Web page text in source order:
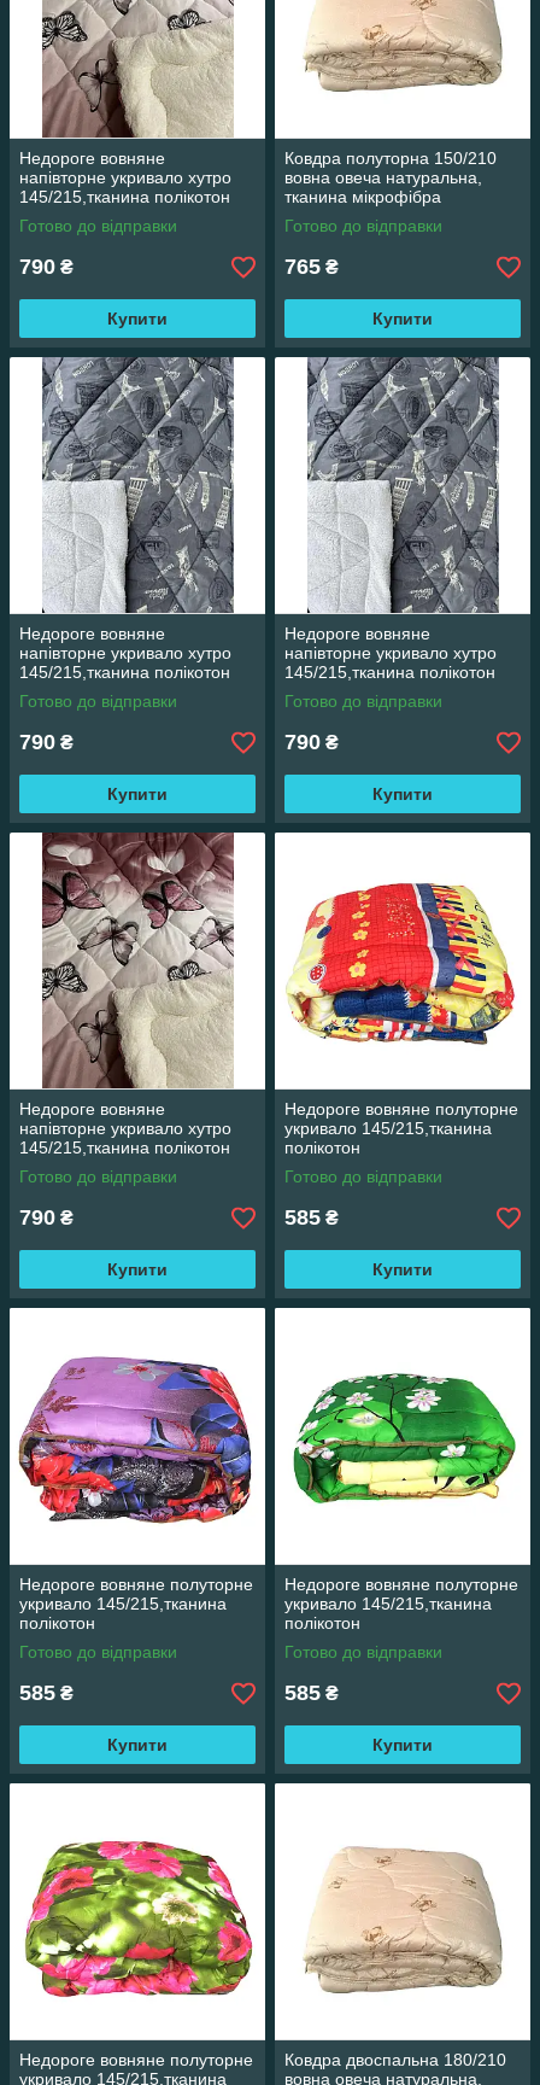
Недороге вовняне
напівторне укривало хутро
145/215,тканина полікотон
Готово до відправки
790 ₴
Купити
Ковдра полуторна 150/210
вовна овеча натуральна,
тканина мікрофібра
Готово до відправки
765 ₴
Купити
Недороге вовняне
напівторне укривало хутро
145/215,тканина полікотон
Готово до відправки
790 ₴
Купити
Недороге вовняне
напівторне укривало хутро
145/215,тканина полікотон
Готово до відправки
790 ₴
Купити
Недороге вовняне
напівторне укривало хутро
145/215,тканина полікотон
Готово до відправки
790 ₴
Купити
Недороге вовняне полуторне
укривало 145/215,тканина
полікотон
Готово до відправки
585 ₴
Купити
Недороге вовняне полуторне
укривало 145/215,тканина
полікотон
Готово до відправки
585 ₴
Купити
Недороге вовняне полуторне
укривало 145/215,тканина
полікотон
Готово до відправки
585 ₴
Купити
Недороге вовняне полуторне
укривало 145/215,тканина
Ковдра двоспальна 180/210
вовна овеча натуральна,